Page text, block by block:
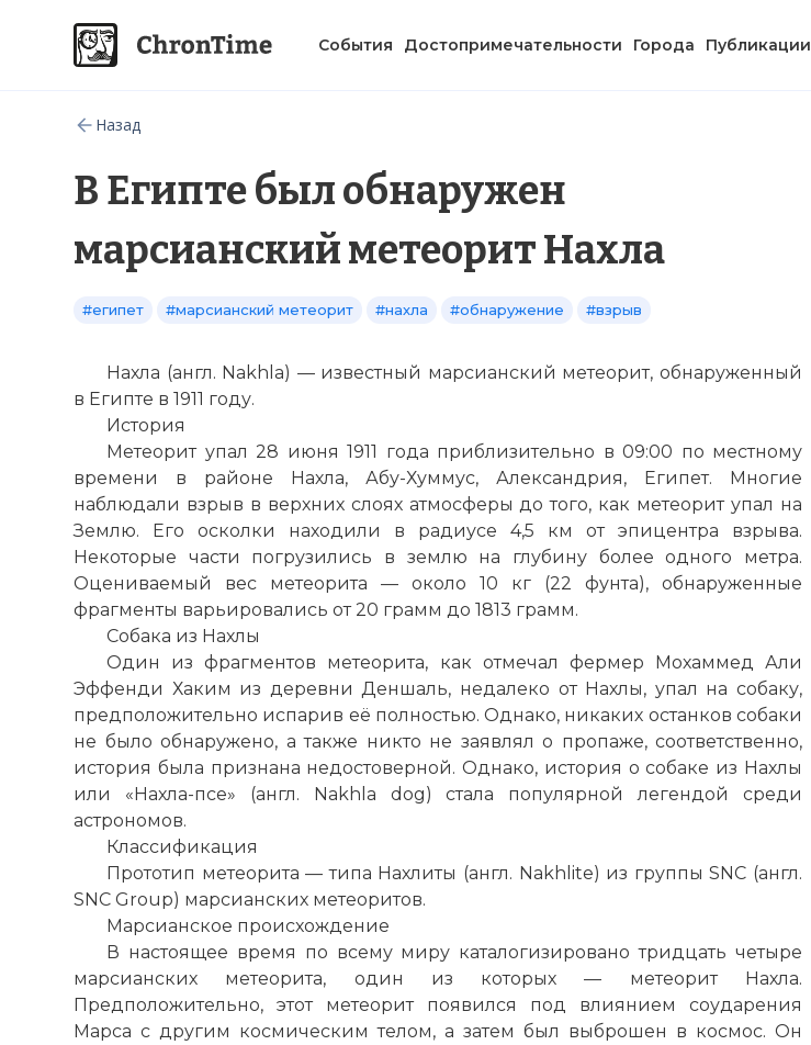
События Достопримечательности Города Публикации
Назад
В Египте был обнаружен
марсианский метеорит Нахла
#египет #марсианский метеорит #нахла #обнаружение #взрыв
Нахла (англ. Nakhla) — известный марсианский метеорит, обнаруженный
в Египте в 1911 году.
История
Метеорит упал 28 июня 1911 года приблизительно в 09:00 по местному
времени в районе Нахла, Абу-Хуммус, Александрия, Египет. Многие
наблюдали взрыв в верхних слоях атмосферы до того, как метеорит упал на
Землю. Его осколки находили в радиусе 4,5 км от эпицентра взрыва.
Некоторые части погрузились в землю на глубину более одного метра.
Оцениваемый вес метеорита — около 10 кг (22 фунта), обнаруженные
фрагменты варьировались от 20 грамм до 1813 грамм.
Собака из Нахлы
Один из фрагментов метеорита, как отмечал фермер Мохаммед Али
Эффенди Хаким из деревни Деншаль, недалеко от Нахлы, упал на собаку,
предположительно испарив её полностью. Однако, никаких останков собаки
не было обнаружено, а также никто не заявлял о пропаже, соответственно,
история была признана недостоверной. Однако, история о собаке из Нахлы
или «Нахла-псе» (англ. Nakhla dog) стала популярной легендой среди
астрономов.
Классификация
Прототип метеорита — типа Нахлиты (англ. Nakhlite) из группы SNC (англ.
SNC Group) марсианских метеоритов.
Марсианское происхождение
В настоящее время по всему миру каталогизировано тридцать четыре
марсианских метеорита, один из которых — метеорит Нахла.
Предположительно, этот метеорит появился под влиянием соударения
Марса с другим космическим телом, а затем был выброшен в космос. Он